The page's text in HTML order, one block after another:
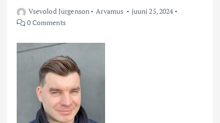
Vsevolod Jürgenson Arvamus
juuni 25, 2024
0 Comments